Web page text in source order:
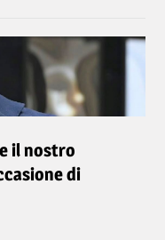
il nostro
di